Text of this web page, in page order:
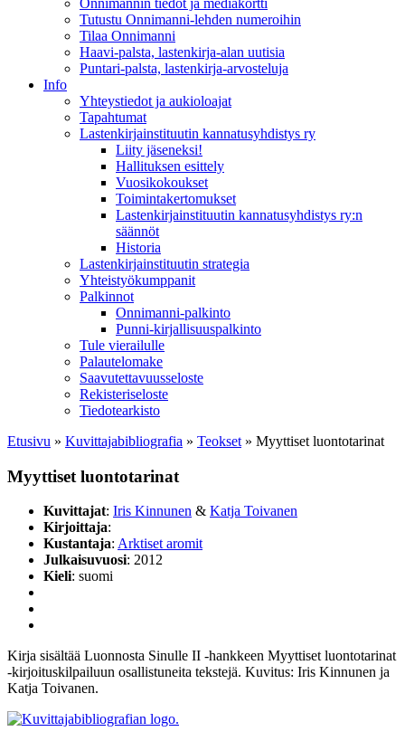
Onnimannin tiedot ja mediakortti
Tutustu Onnimanni-lehden numeroihin
Tilaa Onnimanni
Haavi-palsta, lastenkirja-alan uutisia
Puntari-palsta, lastenkirja-arvosteluja
Info
Yhteystiedot ja aukioloajat
Tapahtumat
Lastenkirjainstituutin kannatusyhdistys ry
Liity jäseneksi!
Hallituksen esittely
Vuosikokoukset
Toimintakertomukset
Lastenkirjainstituutin kannatusyhdistys ry:n
säännöt
Historia
Lastenkirjainstituutin strategia
Yhteistyökumppanit
Palkinnot
Onnimanni-palkinto
Punni-kirjallisuuspalkinto
Tule vierailulle
Palautelomake
Saavutettavuusseloste
Rekisteriseloste
Tiedotearkisto
Etusivu » Kuvittaja­bibliografia » Teokset » Myyttiset luontotarinat
Myyttiset luontotarinat
Kuvittajat: Iris Kinnunen & Katja Toivanen
Kirjoittaja:
Kustantaja: Arktiset aromit
Julkaisuvuosi: 2012
Kieli: suomi
Kirja sisältää Luonnosta Sinulle II -hankkeen Myyttiset luontotarinat
-kirjoituskilpailuun osallistuneita tekstejä. Kuvitus: Iris Kinnunen ja
Katja Toivanen.